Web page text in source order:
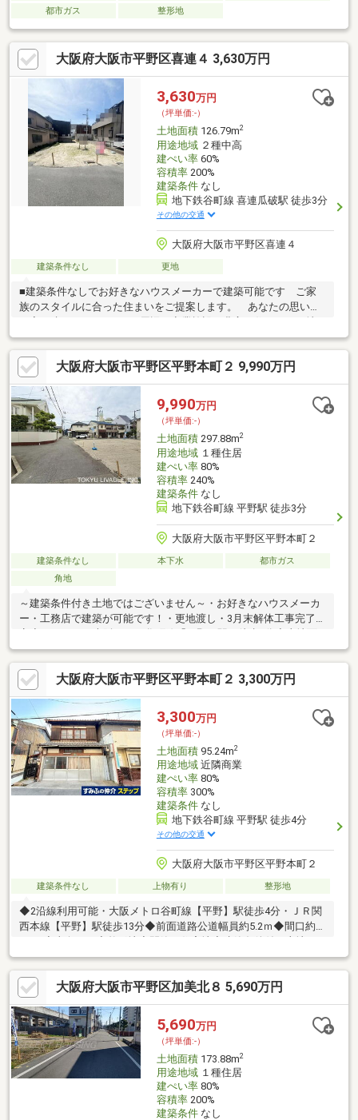
都市ガス
整形地
大阪府大阪市平野区喜連４ 3,630万円
3,630万円
（坪単価:-）
土地面積126.79m2
用途地域２種中高
建ぺい率60%
容積率200%
建築条件なし
地下鉄谷町線 喜連瓜破駅 徒歩3分
その他の交通
大阪府大阪市平野区喜連４
建築条件なし 更地
■建築条件なしでお好きなハウスメーカーで建築可能です ご家
族のスタイルに合った住まいをご提案します。 あなたの思い描
く家を建ててみませんか■周辺の商業施設が豊富で住みやすい地
域です 買い物に便利のスーパー徒歩圏内 日用品の買い物に便
利の薬局が近い■駅が近く遠出するときや通勤・通学に便利です■
トラブルへの即対応が可能な病院が近く安心
大阪府大阪市平野区平野本町２ 9,990万円
9,990万円
（坪単価:-）
土地面積297.88m2
用途地域１種住居
建ぺい率80%
容積率240%
建築条件なし
地下鉄谷町線 平野駅 徒歩3分
大阪府大阪市平野区平野本町２
建築条件なし 本下水
都市ガス
角地
～建築条件付き土地ではございません～・お好きなハウスメーカ
ー・工務店で建築が可能です！・更地渡し・3月末解体工事完了予
定◆アクセス・大阪メトロ谷町線「平野」駅 徒歩3分◆土地面
積：297.88㎡（公簿） ※上記面積には私道負担が含まれます。
◆北東角地◆道路幅員：北側4m・東側2.6m～3.2m■ライフインフ
ォメーション■・コノミヤ平野西店：約410 m・デイリーヤマザキ
平野本町店：約100 m・大阪平野駅前郵便局：約160 m・大阪市平
野区役所：約530 m・平野西小学校：約600 m担当：梶野 携
帯:080-7207-5763
大阪府大阪市平野区平野本町２ 3,300万円
3,300万円
（坪単価:-）
土地面積95.24m2
用途地域近隣商業
建ぺい率80%
容積率300%
建築条件なし
地下鉄谷町線 平野駅 徒歩4分
その他の交通
大阪府大阪市平野区平野本町２
建築条件なし 上物有り 整形地
◆2沿線利用可能・大阪メトロ谷町線【平野】駅徒歩4分・ＪＲ関
西本線【平野】駅徒歩13分◆前面道路公道幅員約5.2ｍ◆間口約
はありません！～お好きなハウスメーカー・工務店にて建築可能
です～〇●〇近隣施設等〇●〇・大阪市立平野西小学校：約710
ｍ・大阪市立平野中学校：約970ｍ・ローソン平野本町五丁目
店：約400ｍ・ビス平野：約170ｍ・背戸口公園：約380ｍ
大阪府大阪市平野区加美北８ 5,690万円
5,690万円
（坪単価:-）
土地面積173.88m2
用途地域１種住居
建ぺい率80%
容積率200%
建築条件なし